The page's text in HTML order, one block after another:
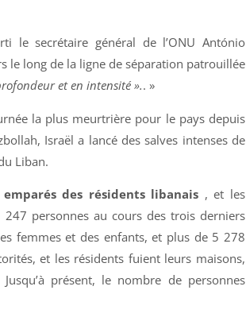
le secrétaire général de l’ONU António
le long de la ligne de séparation patrouillée
et en intensité ».. »
la plus meurtrière pour le pays depuis
Israël a lancé des salves intenses de
Liban.
des résidents libanais , et les
personnes au cours des trois derniers
femmes et des enfants, et plus de 5 278
et les résidents fuient leurs maisons,
présent, le nombre de personnes